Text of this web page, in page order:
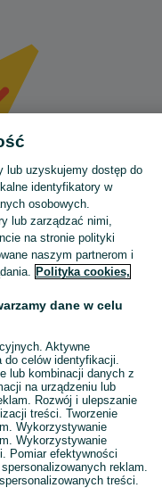
nie tak
na stronę główną.
lub uzyskujemy dostęp do
identyfikatory w
osobowych.
lub zarządzać nimi,
na stronie polityki
naszym partnerom i
Polityka cookies,
dane w celu
Aktywne
do celów identyfikacji.
lub kombinacji danych z
na urządzeniu lub
Rozwój i ulepszanie
treści. Tworzenie
Wykorzystywanie
Wykorzystywanie
Pomiar efektywności
reklam.
treści.